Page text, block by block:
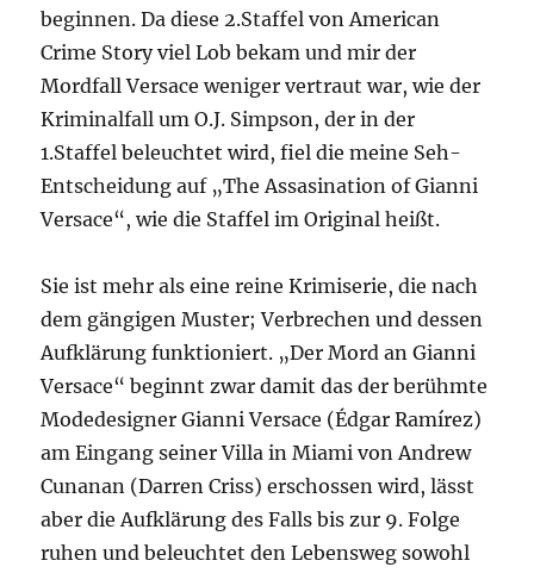
beginnen. Da diese 2.Staffel von American
Crime Story viel Lob bekam und mir der
Mordfall Versace weniger vertraut war, wie der
Kriminalfall um O.J. Simpson, der in der
1.Staffel beleuchtet wird, fiel die meine Seh-
Entscheidung auf „The Assasination of Gianni
Versace“, wie die Staffel im Original heißt.
Sie ist mehr als eine reine Krimiserie, die nach
dem gängigen Muster; Verbrechen und dessen
Aufklärung funktioniert. „Der Mord an Gianni
Versace“ beginnt zwar damit das der berühmte
Modedesigner Gianni Versace (Édgar Ramírez)
am Eingang seiner Villa in Miami von Andrew
Cunanan (Darren Criss) erschossen wird, lässt
aber die Aufklärung des Falls bis zur 9. Folge
ruhen und beleuchtet den Lebensweg sowohl